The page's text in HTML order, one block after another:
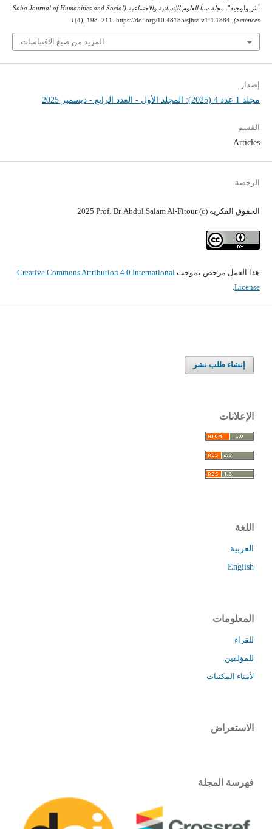
أنثربولوجية".
مجلة سبأ للعلوم الإنسانية والاجتماعية (Saba Journal of Humanities and Social
Sciences)
,
1(4), 198–211. https://doi.org/10.48185/sjhss.v1i4.1884
المزيد من صيغ الاقتباسات
إصدار
مجلد 1 عدد 4 (2025): المجلد الأول - العدد الرابع - ديسمبر 2025
القسم
Articles
الرخصة
الحقوق الفكرية (c) 2025 Prof. Dr. Abdul Salam Al-Fitour
هذا العمل مرخص بموجب Creative Commons Attribution 4.0 International
License
.
إنشاء طلب نشر
الإعلانات
اللغة
العربية
English
المعلومات
للقراء
للمؤلفين
لأمناء المكتبات
الاستعراض
فهرسة المجلة